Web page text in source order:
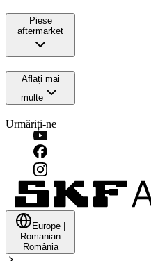
Piese
aftermarket
Aflați mai
multe
Urmăriți-ne
Europe
Romanian
România